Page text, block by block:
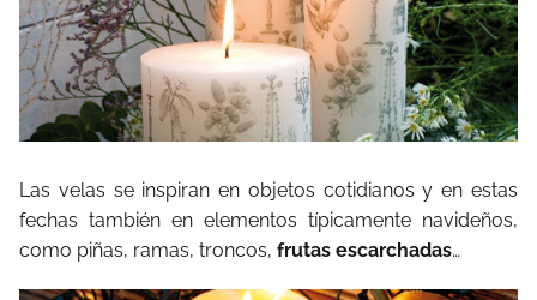
Las velas se inspiran en objetos cotidianos y en estas
fechas también en elementos típicamente navideños,
como piñas, ramas, troncos, frutas escarchadas…